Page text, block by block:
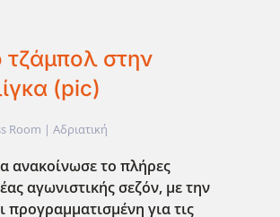
τζάμπολ στην
(pic)
Room | Αδριατική
ανακοίνωσε το πλήρες
αγωνιστικής σεζόν, με την
προγραμματισμένη για τις